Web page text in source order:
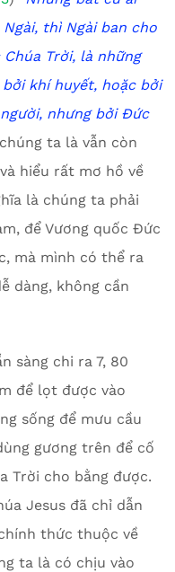
thì Ngài ban cho
Trời, là những
khí huyết, hoặc bởi
nhưng bởi Đức
ta là vẫn còn
hiểu rất mơ hồ về
là chúng ta phải
để Vương quốc Đức
mà mình có thể ra
dàng, không cần
sàng chi ra 7, 80
để lọt được vào
sống để mưu cầu
gương trên để cố
Trời cho bằng được.
Jesus đã chỉ dẫn
thức thuộc về
ta là có chịu vào